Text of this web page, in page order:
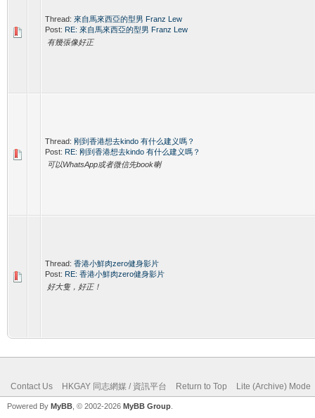
Thread: 來自馬來西亞的型男 Franz Lew
Post: RE: 來自馬來西亞的型男 Franz Lew
有幾張像好正
Thread: 刚到香港想去kindo 有什么建义嗎？
Post: RE: 刚到香港想去kindo 有什么建义嗎？
可以WhatsApp或者微信先book喇
Thread: 香港小鮮肉zero健身影片
Post: RE: 香港小鮮肉zero健身影片
好大隻，好正！
Contact Us HKGAY 同志網媒 / 資訊平台 Return to Top Lite (Archive) Mode
Powered By MyBB , © 2002-2026 MyBB Group